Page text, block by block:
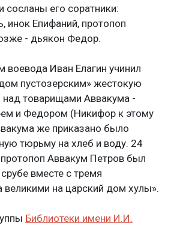
сосланы его соратники:
инок Епифаний, протопоп
- дьякон Федор.
воевода Иван Елагин учинил
пустозерским» жестокую
над товарищами Аввакума -
и Федором (Никифор к этому
же приказано было
тюрьму на хлеб и воду. 24
Аввакум Петров был
вместе с тремя
великими на царский дом хулы».
Библиотеки имени И.И.